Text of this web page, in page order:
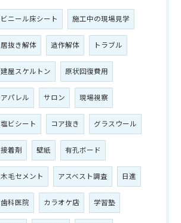
ビニール床シート 施工中の現場見学
居抜き解体 造作解体 トラブル
建屋スケルトン 原状回復費用
アパレル サロン 現場視察
塩ビシート コア抜き グラスウール
接着剤 壁紙 有孔ボード
木毛セメント アスベスト調査 日進
歯科医院 カラオケ店 学習塾